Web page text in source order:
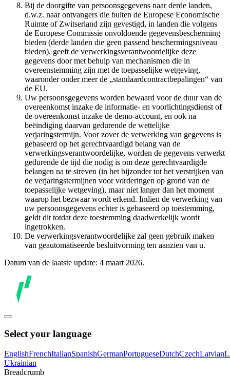
Bij de doorgifte van persoonsgegevens naar derde landen,
d.w.z. naar ontvangers die buiten de Europese Economische
Ruimte of Zwitserland zijn gevestigd, in landen die volgens
de Europese Commissie onvoldoende gegevensbescherming
bieden (derde landen die geen passend beschermingsniveau
bieden), geeft de verwerkingsverantwoordelijke deze
gegevens door met behulp van mechanismen die in
overeenstemming zijn met de toepasselijke wetgeving,
waaronder onder meer de „standaardcontractbepalingen“ van
de EU.
Uw persoonsgegevens worden bewaard voor de duur van de
overeenkomst inzake de informatie- en voorlichtingsdienst of
de overeenkomst inzake de demo-account, en ook na
beëindiging daarvan gedurende de wettelijke
verjaringstermijn. Voor zover de verwerking van gegevens is
gebaseerd op het gerechtvaardigd belang van de
verwerkingsverantwoordelijke, worden de gegevens verwerkt
gedurende de tijd die nodig is om deze gerechtvaardigde
belangen na te streven (in het bijzonder tot het verstrijken van
de verjaringstermijnen voor vorderingen op grond van de
toepasselijke wetgeving), maar niet langer dan het moment
waarop het bezwaar wordt erkend. Indien de verwerking van
uw persoonsgegevens echter is gebaseerd op toestemming,
geldt dit totdat deze toestemming daadwerkelijk wordt
ingetrokken.
De verwerkingsverantwoordelijke zal geen gebruik maken
van geautomatiseerde besluitvorming ten aanzien van u.
Datum van de laatste update: 4 maart 2026.
Select your language
EnglishFrenchItalianSpanishGermanPortugueseDutchCzechLatvian
Ukrainian
Breadcrumb